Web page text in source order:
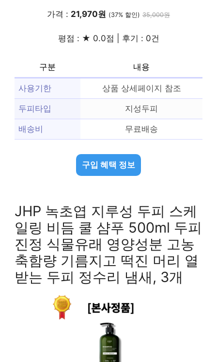
가격 : 21,970원 (37% 할인) 35,000원
평점 : ★ 0.0점 | 후기 : 0건
구분 내용
사용기한 상품 상세페이지 참조
두피타입 지성두피
배송비 무료배송
구입 혜택 정보
JHP 녹초엽 지루성 두피 스케
일링 비듬 쿨 샴푸 500ml 두피
진정 식물유래 영양성분 고농
축함량 기름지고 떡진 머리 열
받는 두피 정수리 냄새, 3개